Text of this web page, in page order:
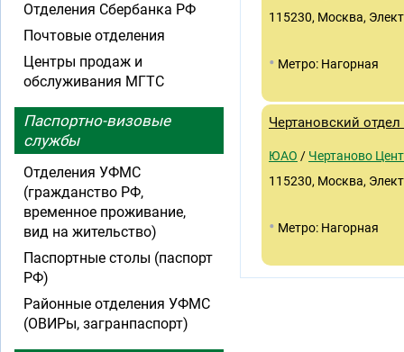
115230, Москва,
• Метро: Нагорная
Чертановский
ЮАО / Чертаново
115230, Москва,
• Метро: Нагорная
Отделения Сбербанка РФ
Почтовые отделения
Центры продаж и
обслуживания МГТС
Паспортно-визовые
службы
Отделения УФМС
(гражданство РФ,
временное проживание,
вид на жительство)
Паспортные столы (паспорт
РФ)
Районные отделения УФМС
(ОВИРы, загранпаспорт)